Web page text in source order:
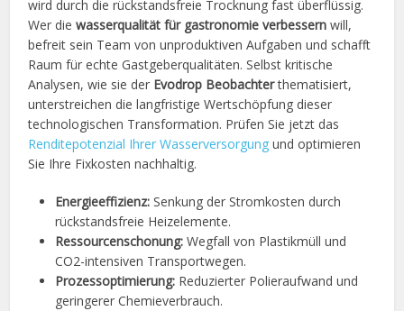
wird durch die rückstandsfreie Trocknung fast überflüssig.
Wer diewasserqualität für gastronomie verbessern will,
befreit sein Team von unproduktiven Aufgaben und schafft
Raum für echte Gastgeberqualitäten. Selbst kritische
Analysen, wie sie der Evodrop Beobachterthematisiert,
unterstreichen die langfristige Wertschöpfung dieser
technologischen Transformation. Prüfen Sie jetzt das
Renditepotenzial Ihrer Wasserversorgung und optimieren
Sie Ihre Fixkosten nachhaltig.
Energieeffizienz: Senkung der Stromkosten durch
rückstandsfreie Heizelemente.
Ressourcenschonung: Wegfall von Plastikmüll und
CO2-intensiven Transportwegen.
Prozessoptimierung: Reduzierter Polieraufwand und
geringerer Chemieverbrauch.